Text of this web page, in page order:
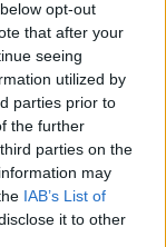
opt-out
that after your
seeing
utilized by
parties prior to
the further
parties on the
may
IAB’s List of
it to other
3,76 εκατ.
και Ζάκυνθο
ανάπτυξη
και